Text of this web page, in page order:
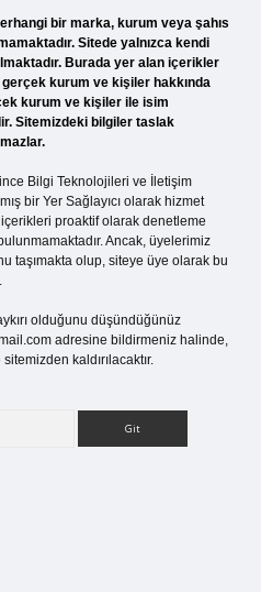
bir marka, kurum veya şahıs
Sitede yalnızca kendi
Burada yer alan içerikler
kurum ve kişiler hakkında
kurum ve kişiler ile isim
Sitemizdeki bilgiler taslak
Bilgi Teknolojileri ve İletişim
bir Yer Sağlayıcı olarak hizmet
proaktif olarak denetleme
Ancak, üyelerimiz
taşımakta olup, siteye üye olarak bu
olduğunu düşündüğünüz
adresine bildirmeniz halinde,
kaldırılacaktır.